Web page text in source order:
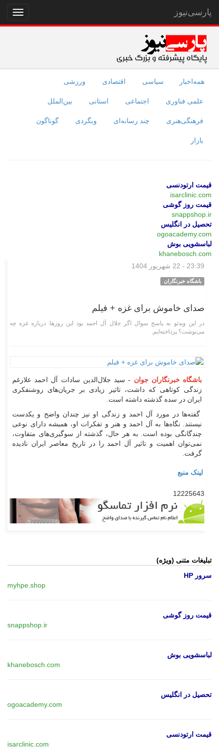
نمایش
منو
پارسی‌نیوز
همه‌اخبار سیاسی اقتصادی ورزشی
علمی فناوری اجتماعی استانی بین‌الملل
فرهنگی‌هنری چند رسانه‌ای وبگردی گوناگون
بازار
قیمت ارتودنسی
isarclinic.com
قیمت روز گوشی
snappshop.ir
تحصیل در انگلیس
ogoacademy.com
لباسشویی بوش
khanebosch.com
23:39 - 22 شهریور 1404
باشگاه خبرنگاران
صدای خاموش برای غزه + فیلم
در این ویدئو به پاسخ سوال اگر جلال آل احمد بود این روز‌ها درباره غزه چه
می‌نوشت؟ پرداخته‌ایم.
باشگاه خبرنگاران جوان - سید جلال‌الدین سادات آل احمد علارغم
زندگی کوتاهی که داشت، تاثیر زیادی بر جریان‌های روشنفکری
ایران در سده گذشته داشته است.
گفته‌ها در مورد آل احمد و زندگی او نیز چندان واضح و یکدست
نیستند. نگاه‌ها به آل احمد و هنر و تفکرات او، همیشه دارای نوعی
چندگانگی بوده است. به هر حال، گذشته از سوگیری‌های متفاوت،
نمی‌توان اهمیت و تاثیر آل احمد را در تاریخ معاصر ایران نادیده
گرفت.
لینک منبع
12225643
تبلیغات متنی (ویژه)
سرور HP
myhpe.shop
قیمت روز گوشی
snappshop.ir
لباسشویی بوش
khanebosch.com
تحصیل در انگلیس
ogoacademy.com
قیمت ارتودنسی
isarclinic.com